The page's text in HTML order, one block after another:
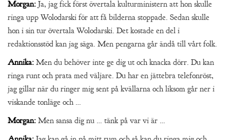
Morgan: Ja, jag fick först övertala kulturministern att hon skulle
ringa upp Wolodarski för att få bilderna stoppade. Sedan skulle
hon i sin tur övertala Wolodarski. Det kostade en del i
redaktionsstöd kan jag säga. Men pengarna går ändå till vårt folk.
Annika: Men du behöver inte ge dig ut och knacka dörr. Du kan
ringa runt och prata med väljare. Du har en jättebra telefonröst,
jag gillar när du ringer mig sent på kvällarna och liksom går ner i
viskande tonläge och …
Morgan: Men sansa dig nu … tänk på var vi är …